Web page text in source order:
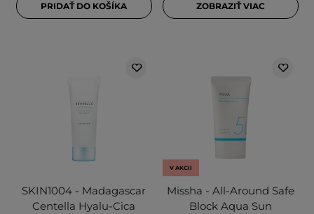
PRIDAŤ DO KOŠÍKA ZOBRAZIŤ VIAC
SKIN1004 - Madagascar
Centella Hyalu-Cica
V AKCII
Missha - All-Around Safe
Block Aqua Sun